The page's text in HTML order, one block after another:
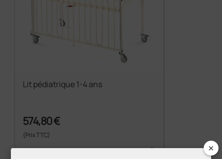
Lit pédiatrique 1-4 ans
574,80 €
(Prix TTC)
1 pc.
×